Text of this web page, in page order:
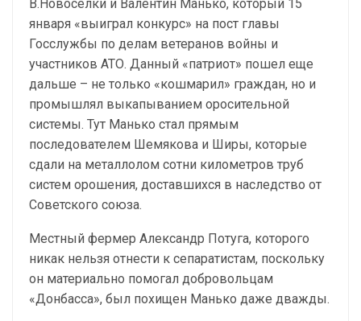
В.Новоселки и Валентин Манько, который 15
января «выиграл конкурс» на пост главы
Госслужбы по делам ветеранов войны и
участников АТО. Данный «патриот» пошел еще
дальше – не только «кошмарил» граждан, но и
промышлял выкапыванием оросительной
системы. Тут Манько стал прямым
последователем Шемякова и Ширы, которые
сдали на металлолом сотни километров труб
систем орошения, доставшихся в наследство от
Советского союза.
Местный фермер Александр Потуга, которого
никак нельзя отнести к сепаратистам, поскольку
он материально помогал добровольцам
«Донбасса», был похищен Манько даже дважды.